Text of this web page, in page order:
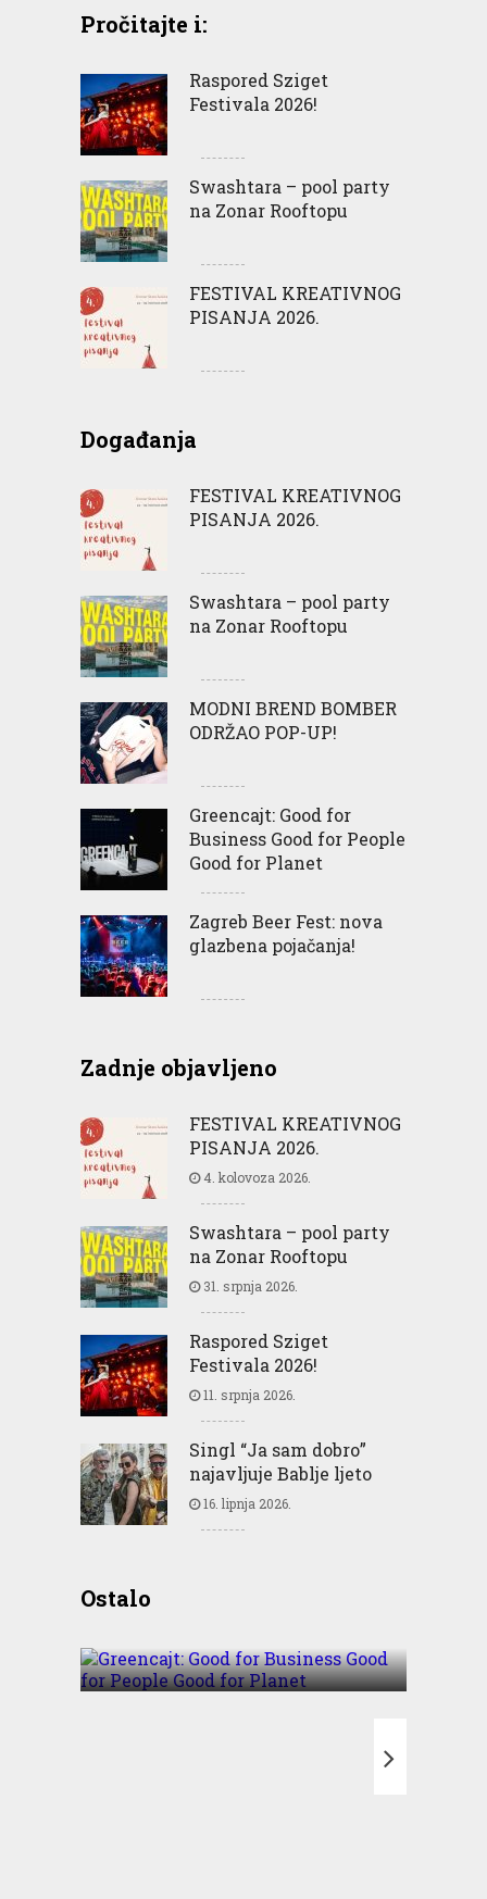
Pročitajte i:
Raspored Sziget
Festivala 2026!
Swashtara – pool party
na Zonar Rooftopu
FESTIVAL KREATIVNOG
PISANJA 2026.
Događanja
FESTIVAL KREATIVNOG
PISANJA 2026.
Swashtara – pool party
na Zonar Rooftopu
MODNI BREND BOMBER
ODRŽAO POP-UP!
Greencajt: Good for
Business Good for People
Good for Planet
Zagreb Beer Fest: nova
glazbena pojačanja!
Zadnje objavljeno
FESTIVAL KREATIVNOG
PISANJA 2026.
4. kolovoza 2026.
Swashtara – pool party
na Zonar Rooftopu
31. srpnja 2026.
Raspored Sziget
Festivala 2026!
11. srpnja 2026.
Singl “Ja sam dobro”
najavljuje Bablje ljeto
16. lipnja 2026.
OstaloBusiness Good for People